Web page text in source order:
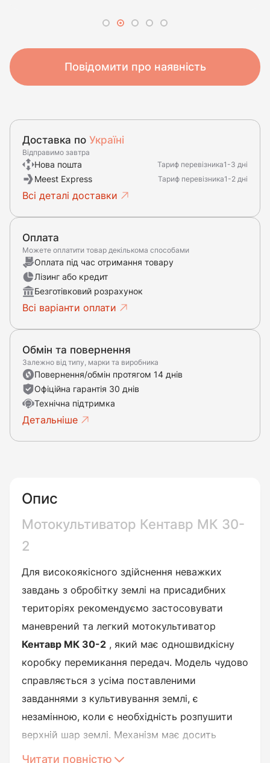
Повідомити про наявність
Доставка по Україні
Відправимо завтра
Нова пошта Тариф перевізника1-3 дні
Meest Express Тариф перевізника1-2 дні
Всі деталі доставки
Оплата
Можете оплатити товар декількома способами
Оплата під час отримання товару
Лізинг або кредит
Безготівковий розрахунок
Всі варіанти оплати
Обмін та повернення
Залежно від типу, марки та виробника
Повернення/обмін протягом 14 днів
Офіційна гарантія 30 днів
Технічна підтримка
Детальніше
Опис
Мотокультиватор Кентавр МК 30-
2
Для високоякісного здійснення неважких
завдань з обробітку землі на присадибних
територіях рекомендуємо застосовувати
маневрений та легкий мотокультиватор
Кентавр МК 30-2 , який має одношвидкісну
коробку перемикання передач. Модель чудово
справляється з усіма поставленими
завданнями з культивування землі, є
незамінною, коли є необхідність розпушити
верхній шар землі. Механізм має досить
компактний вигляд, так що легко може з
Читати повністю